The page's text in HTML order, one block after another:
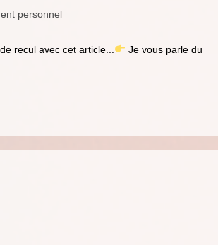
personnel
recul avec cet article...
Je vous parle du